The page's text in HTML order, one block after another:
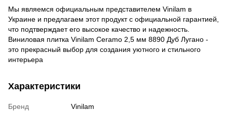
Мы являемся официальным представителем Vinilam в
Украине и предлагаем этот продукт с официальной гарантией,
что подтверждает его высокое качество и надежность.
Виниловая плитка Vinilam Ceramo 2,5 мм 8890 Дуб Лугано -
это прекрасный выбор для создания уютного и стильного
интерьера
Характеристики
Бренд
Vinilam